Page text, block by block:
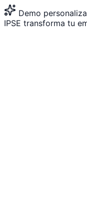
Demo
IPSE transforma tu